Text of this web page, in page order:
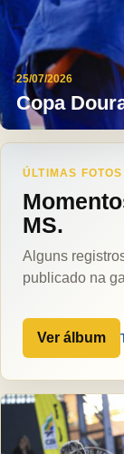
25/07/2026
Copa
ÚLTIMAS FOTOS
MS.
Alguns
publicado na
Ver álbum